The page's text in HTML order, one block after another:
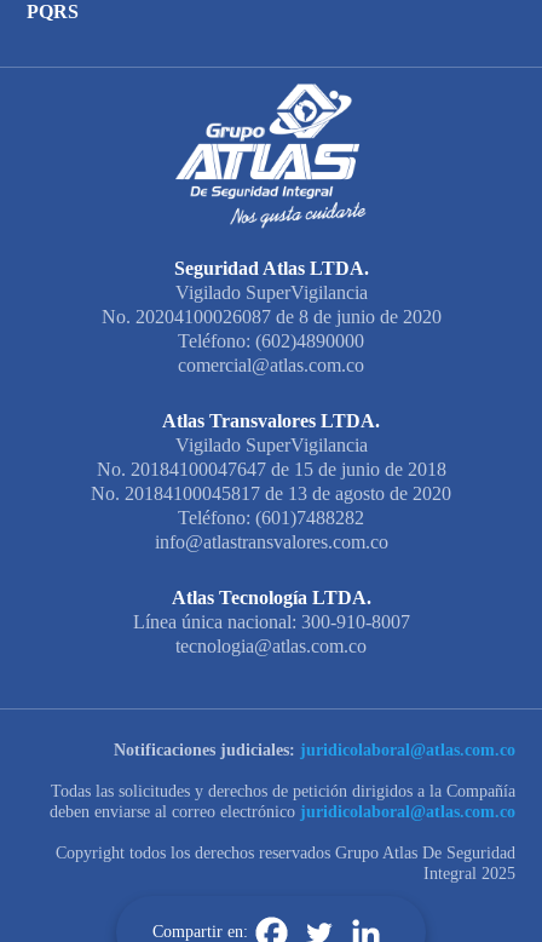
Compartir en:
PQRS
Seguridad Atlas LTDA.
Vigilado SuperVigilancia
No. 20204100026087 de 8 de junio de 2020
Teléfono: (602)4890000
comercial@atlas.com.co
Atlas Transvalores LTDA.
Vigilado SuperVigilancia
No. 20184100047647 de 15 de junio de 2018
No. 20184100045817 de 13 de agosto de 2020
Teléfono: (601)7488282
info@atlastransvalores.com.co
Atlas Tecnología LTDA.
Línea única nacional: 300-910-8007
tecnologia@atlas.com.co
Notificaciones judiciales: juridicolaboral@atlas.com.co
Todas las solicitudes y derechos de petición dirigidos a la Compañía
deben enviarse al correo electrónico juridicolaboral@atlas.com.co
Copyright todos los derechos reservados Grupo Atlas De Seguridad
Integral 2025